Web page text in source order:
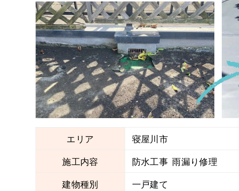
エリア
寝屋川市
施工内容
防水工事 雨漏り修理
建物種別
一戸建て